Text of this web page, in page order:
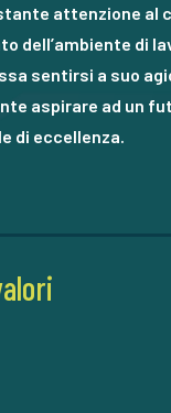
attenzione al
dell’ambiente di
sentirsi a suo
aspirare ad un
di eccellenza.